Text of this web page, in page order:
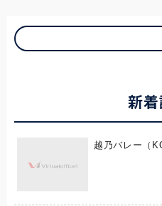
新
越乃バレー（